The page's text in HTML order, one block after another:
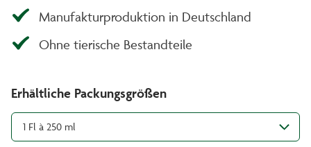
Manufakturproduktion in Deutschland
Ohne tierische Bestandteile
Erhältliche Packungsgrößen
1 Fl à 250 ml